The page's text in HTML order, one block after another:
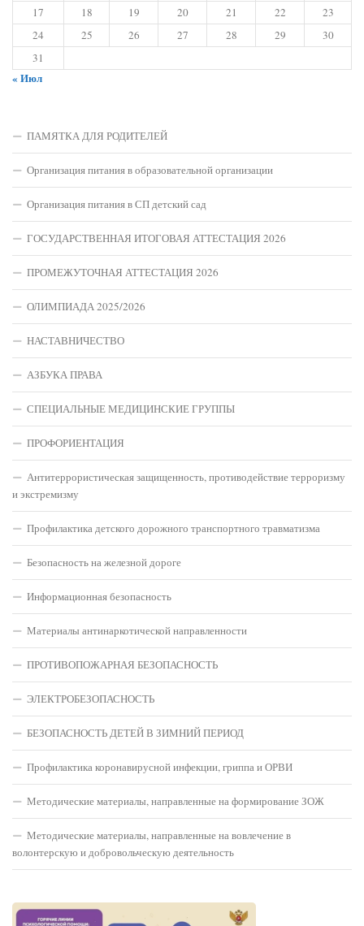
17
18 19 20 21 22
23
24
25 26 27 28 29
30
31
« Июл
ПАМЯТКА ДЛЯ РОДИТЕЛЕЙ
Организация питания в образовательной организации
Организация питания в СП детский сад
ГОСУДАРСТВЕННАЯ ИТОГОВАЯ АТТЕСТАЦИЯ 2026
ПРОМЕЖУТОЧНАЯ АТТЕСТАЦИЯ 2026
ОЛИМПИАДА 2025/2026
НАСТАВНИЧЕСТВО
АЗБУКА ПРАВА
СПЕЦИАЛЬНЫЕ МЕДИЦИНСКИЕ ГРУППЫ
ПРОФОРИЕНТАЦИЯ
Антитеррористическая защищенность, противодействие терроризму
и экстремизму
Профилактика детского дорожного транспортного травматизма
Безопасность на железной дороге
Информационная безопасность
Материалы антинаркотической направленности
ПРОТИВОПОЖАРНАЯ БЕЗОПАСНОСТЬ
ЭЛЕКТРОБЕЗОПАСНОСТЬ
БЕЗОПАСНОСТЬ ДЕТЕЙ В ЗИМНИЙ ПЕРИОД
Профилактика коронавирусной инфекции, гриппа и ОРВИ
Методические материалы, направленные на формирование ЗОЖ
Методические материалы, направленные на вовлечение в
волонтерскую и добровольческую деятельность